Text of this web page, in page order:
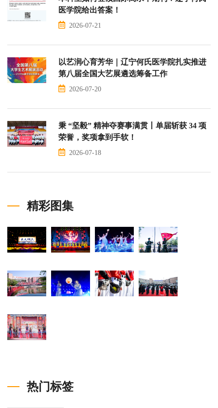
医学院给出答案！
2026-07-21
以艺润心育芳华｜辽宁何氏医学院扎实推进
第八届全国大艺展遴选筹备工作
2026-07-20
秉 “坚毅” 精神夺赛事满贯丨单届斩获 34 项
荣誉，奖项拿到手软！
2026-07-18
精彩图集
热门标签